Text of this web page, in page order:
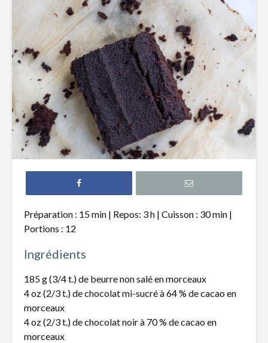
Préparation : 15 min | Repos: 3 h | Cuisson : 30 min |
Portions : 12
Ingrédients
185 g (3/4 t.) de beurre non salé en morceaux
4 oz (2/3 t.) de chocolat mi-sucré à 64 % de cacao en
morceaux
4 oz (2/3 t.) de chocolat noir à 70 % de cacao en
morceaux
Gâteau à la
compote de
pomme
graines de
canneberges
garniture
croustillante
Pouding
fruits
fraises et